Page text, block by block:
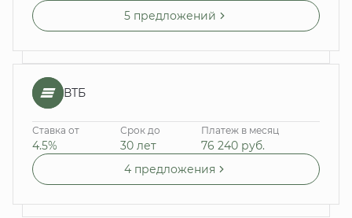
5 предложений
ВТБ
Ставка от
4.5%
Срок до
30 лет
Платеж в месяц
76 240 руб.
4 предложения